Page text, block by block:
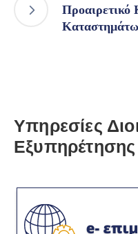
Προαιρετικό
Υπηρεσίες
Εξυπηρέτησης